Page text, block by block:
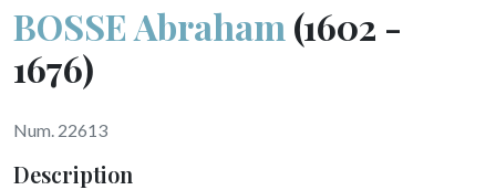
BOSSE Abraham (1602 -
1676)
Num. 22613
Description